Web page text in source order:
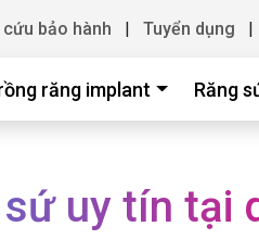
cứu bảo hành | Tuyển dụng |
răng implant Răng
uy tín tại